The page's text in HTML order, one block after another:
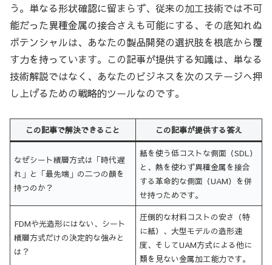
う。単なる形状確認に留まらず、従来の加工技術では不可
能だった異種金属の接合さえも可能にする、その底知れぬ
ポテンシャルは、あなたの製品開発の選択肢を根底から覆
す力を持っています。この記事が提供する知識は、単なる
技術解説ではなく、あなたのビジネスを次のステージへ押
し上げるための戦略的ツールなのです。
この記事で解決できること この記事が提供する答え
なぜシート積層方式は「時代遅
れ」と「最先端」の二つの顔を
持つのか？
紙を使う低コストな側面（SDL）
と、熱を使わず異種金属を接合
する革命的な側面（UAM）を併
せ持つためです。
FDMや光造形にはない、シート
積層方式だけの決定的な強みと
は？
圧倒的な材料コストの安さ（特
に紙）、大型モデルの造形速
度、そしてUAM方式による他に
類を見ない金属加工能力です。